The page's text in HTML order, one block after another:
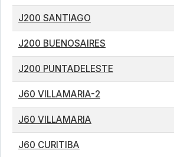
J200 SANTIAGO
J200 BUENOSAIRES
J200 PUNTADELESTE
J60 VILLAMARIA-2
J60 VILLAMARIA
J60 CURITIBA